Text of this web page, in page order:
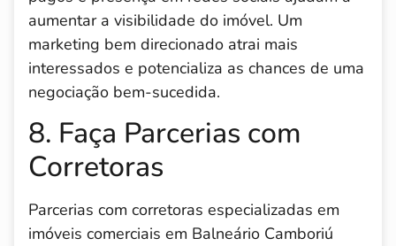
aumentar a visibilidade do imóvel. Um
marketing bem direcionado atrai mais
interessados e potencializa as chances de uma
negociação bem-sucedida.
8. Faça Parcerias com
Corretoras
Parcerias com corretoras especializadas em
imóveis comerciais em Balneário Camboriú